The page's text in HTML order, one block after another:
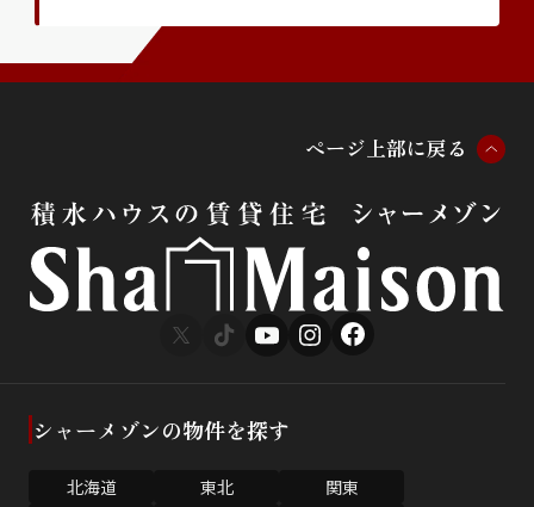
ページ 上部に戻る
シャーメゾンの物件を探す
北海道 東北
関東